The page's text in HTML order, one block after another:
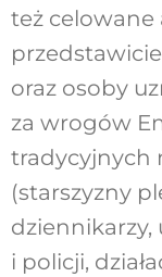
też
oraz osoby
za wrogów
tradycyjnych
(starszyzny
dziennikarzy,
i policji,